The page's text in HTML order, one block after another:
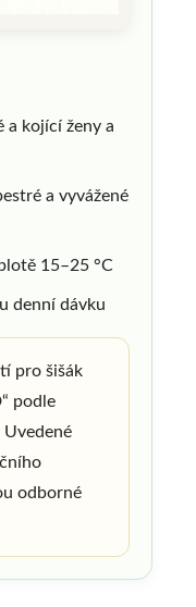
a kojící ženy a
a vyvážené
15–25 °C
denní dávku
pro šišák
podle
Uvedené
odborné